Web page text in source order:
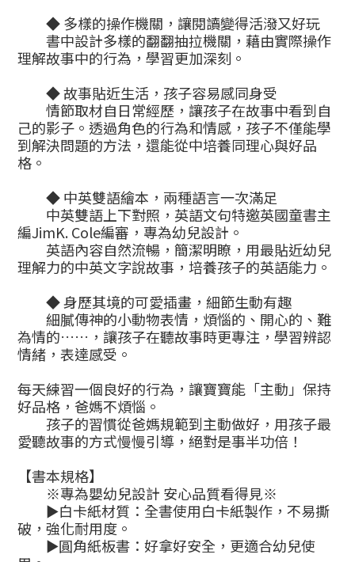
◆多樣的操作機關，讓閱讀變得活潑又好玩
書中設計多樣的翻翻抽拉機關，藉由實際操作
理解故事中的行為，學習更加深刻。
◆故事貼近生活，孩子容易感同身受
情節取材自日常經歷，讓孩子在故事中看到自
己的影子。透過角色的行為和情感，孩子不僅能學
到解決問題的方法，還能從中培養同理心與好品
格。
◆中英雙語繪本，兩種語言一次滿足
中英雙語上下對照，英語文句特邀英國童書主
編JimK. Cole編審，專為幼兒設計。
英語內容自然流暢，簡潔明瞭，用最貼近幼兒
理解力的中英文字說故事，培養孩子的英語能力。
◆身歷其境的可愛插畫，細節生動有趣
細膩傳神的小動物表情，煩惱的、開心的、難
為情的…… ，讓孩子在聽故事時更專注，學習辨認
情緒，表達感受。
每天練習一個良好的行為，讓寶寶能「主動」保持
好品格，爸媽不煩惱。
孩子的習慣從爸媽規範到主動做好，用孩子最
愛聽故事的方式慢慢引導，絕對是事半功倍！
【書本規格】
※專為嬰幼兒設計 安心品質看得見※
►白卡紙材質：全書使用白卡紙製作，不易撕
破，強化耐用度。
►圓角紙板書：好拿好安全，更適合幼兒使